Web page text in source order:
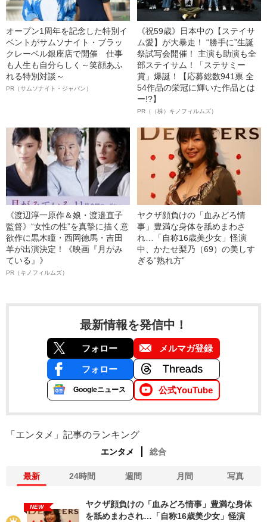
オープン1周年を記念した特別イ
ベントがサムソナイト・ブラッ
クレーベル銀座店で開催 仕事
も人生も自分らしく～笑顔あふ
れる特別対談～
PR（サムソナイト・ジャパン）
《祝59歳》日本中の【ステイサ
ム愛】が大暴走！ “勝手に”生誕
祭試写会開催！ 主演も助演も全
部ステイサム！「ステサミー
賞」爆誕！【応募総数941票 全
54作品の栄冠に輝いた作品とは
ー!?】
PR（（株）キノフィルムズ）
《渡辺淳一原作＆娘・渡邉直子
監督》“女性の性”を真摯に描く意
欲作に黒木瞳・西岡德馬・吉田
羊が出演決定！《映画『月がみ
ている』》
PR（キノフィルムズ）
ヤクザ顔負けの「血みどろ情
事」豊満な身体を舐めまわさ
れ…「自称16歳美少女」怪演
中、かたせ梨乃（69）の美しす
ぎる“熟れ方”
最新情報を発信中！
フォロー メルマガ登録
フォロー
Googleニュース 公式YouTube
「エンタメ」記事のランキング
エンタメ 総合
最新 24時間 週間 月間 写真
NEW
ヤクザ顔負けの「血みどろ情事」豊満な身体
を舐めまわされ…「自称16歳美少女」怪演